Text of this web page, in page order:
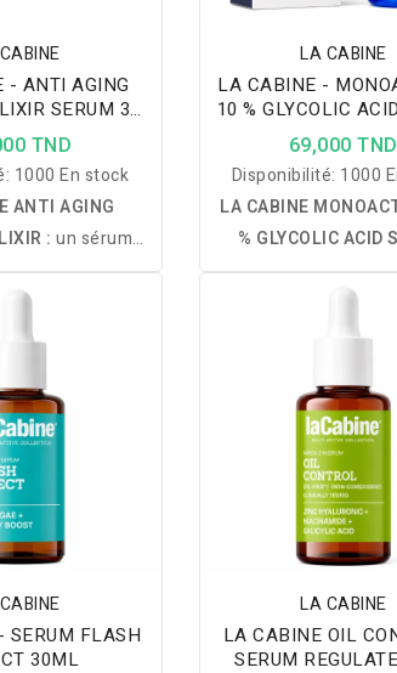
- ANTI AGING
SERUM 30
MLTND
1000 En stock
ANTI AGING
: un sérum
concentration
d'Algue des
de Marguerite,
Mer Rouge et
réduit les rides
les taches
raffermit la peau
un teint plus
visiblement
LA CABINE
LA CABINE -
10 % GLYCOLIC
CREME 30ML
69,000 TND
Disponibilité: 1000
LA CABINE
% GLYCOLIC ACID
CRÈME :un soin de
enrichi en 10 %
Glycolique, Squalane
douceur, stimule
renouvellement
réduit les rides,
texture de la peau et
teint plus lisse,
visiblement
SERUM FLASH
30ML
LA CABINE
LA CABINE OIL
SERUM